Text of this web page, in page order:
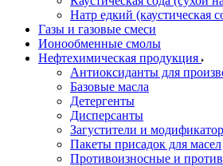
Натр едкий (каустическая
Газы и газовые смеси
Ионообменные смолы
Нефтехимическая продукция
Антиоксиданты для
Базовые масла
Детергенты
Дисперсанты
Загустители и
Пакеты присадок для масел
Противоизносные и